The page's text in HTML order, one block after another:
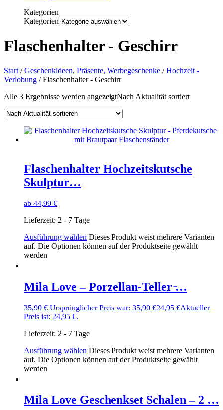
Kategorien
Kategorien
Flaschenhalter - Geschirr
Start /Geschenkideen, Präsente, Werbegeschenke /Hochzeit -
Verlobung / Flaschenhalter - Geschirr
Alle 3 Ergebnisse werden angezeigtNach Aktualität sortiert
Flaschenhalter Hochzeitskutsche
Skulptur…
ab 44,99 €
Lieferzeit: 2 - 7 Tage
Ausführung wählen Dieses Produkt weist mehrere Varianten
auf. Die Optionen können auf der Produktseite gewählt
werden
Mila Love – Porzellan-Teller ̵…
35,90€ Ursprünglicher Preis war: 35,90 €24,95 €Aktueller
Preis ist: 24,95 €.
Lieferzeit: 2 - 7 Tage
Ausführung wählen Dieses Produkt weist mehrere Varianten
auf. Die Optionen können auf der Produktseite gewählt
werden
Mila Love Geschenkset Schalen – 2 …